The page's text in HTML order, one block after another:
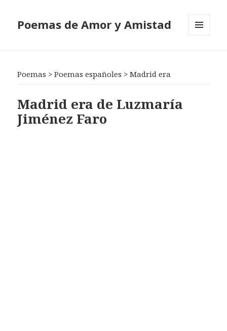
Poemas de Amor y Amistad
Poemas >Poemas españoles >Madrid era
Madrid era de Luzmaría
Jiménez Faro